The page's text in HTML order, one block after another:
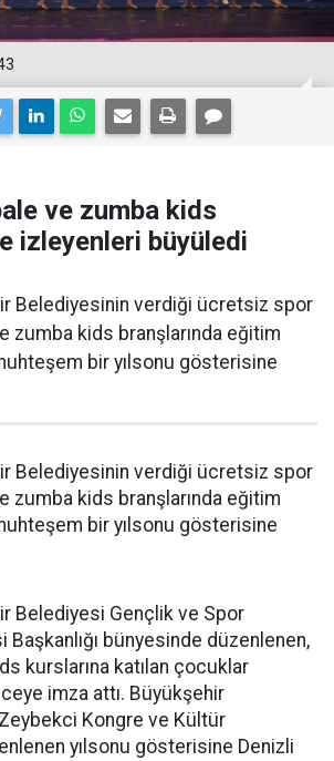
ve zumba kids
izleyenleri büyüledi
Belediyesinin verdiği ücretsiz spor
zumba kids branşlarında eğitim
bir yılsonu gösterisine
Belediyesinin verdiği ücretsiz spor
zumba kids branşlarında eğitim
bir yılsonu gösterisine
Belediyesi Gençlik ve Spor
Başkanlığı bünyesinde düzenlenen,
kurslarına katılan çocuklar
imza attı. Büyükşehir
Kongre ve Kültür
yılsonu gösterisine Denizli